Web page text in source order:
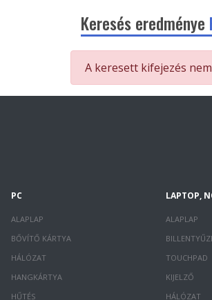
Keresés eredménye
A keresett kifejezés
PC
ALAPLAP
BŐVÍTŐ KÁRTYA
HÁLÓZAT
HANGKÁRTYA
HŰTÉS
LAPTOP,
ALAPLAP
TOUCHPAD
KIJELZŐ
HÁLÓZAT